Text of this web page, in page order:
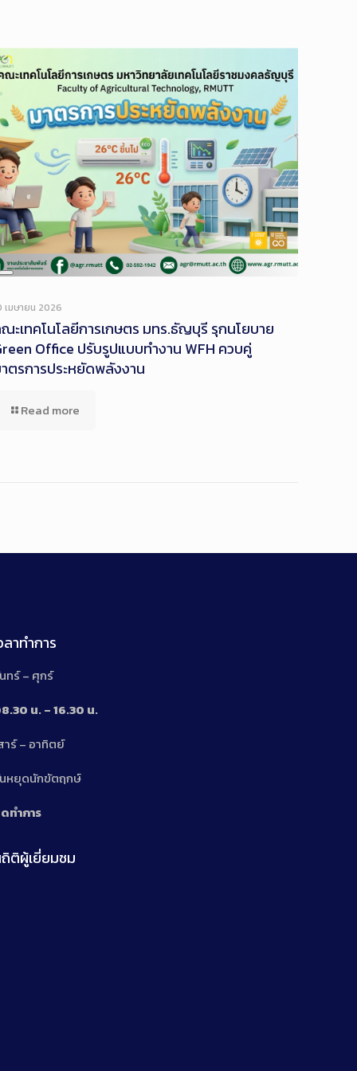
Long
เมษายน 2026
ะเทคโนโลยีการเกษตร มทร.ธัญบุรี รุกนโยบาย
Office ปรับรูปแบบทำงาน WFH ควบคู่
ตรการประหยัดพลังงาน
Read more
ลาทำการ
ทร์ – ศุกร์
น. – 16.30 น.
าร์ – อาทิตย์
หยุดนักขัตฤกษ์
ทำการ
ติผู้เยี่ยมชม